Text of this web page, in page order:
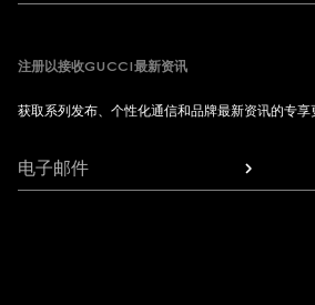
注册以接收GUCCI最新资讯
获取系列发布、个性化通信和品牌最新资讯的专享
电子邮件